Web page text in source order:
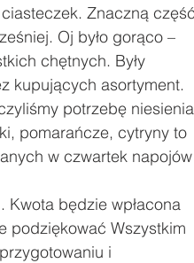
Znaczną część
Oj było gorąco –
chętnych. Były
kupujących asortyment.
potrzebę niesienia
pomarańcze, cytryny to
w czwartek napojów
Kwota będzie wpłacona
podziękować Wszystkim
i